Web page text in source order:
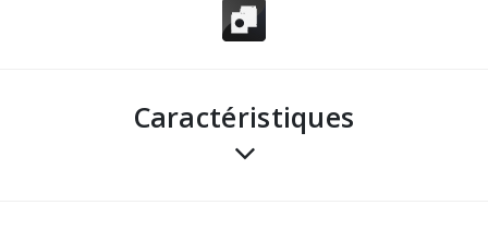
Caractéristiques